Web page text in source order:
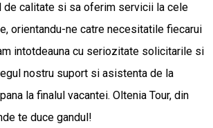
de calitate si sa oferim servicii la cele
orientandu-ne catre necesitatile fiecarui
intotdeauna cu seriozitate solicitarile si
nostru suport si asistenta de la
la finalul vacantei. Oltenia Tour, din
te duce gandul!